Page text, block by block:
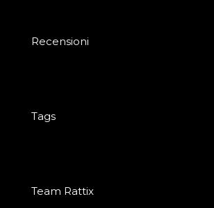
Recensioni
Tags
Team Rattix